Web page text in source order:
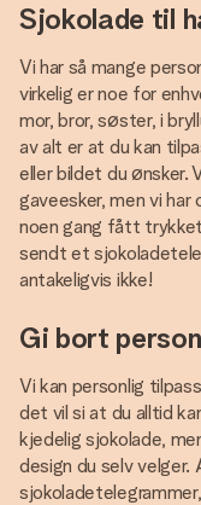
Sjokolade til
Vi har så mange
virkelig er noe for
mor, bror, søster, i
av alt er at du kan
eller bildet du ønsker.
gaveesker, men vi har
noen gang fått
sendt et
antakeligvis ikke!
Gi bort
Vi kan personlig
det vil si at du alltid
kjedelig sjokolade,
design du selv velger.